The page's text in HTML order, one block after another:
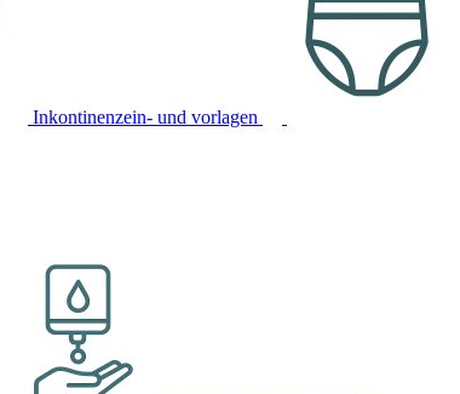
Inkontinenzein- und vorlagen